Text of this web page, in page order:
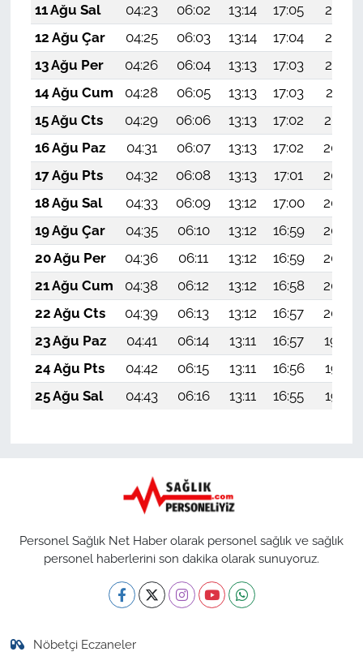
11 Ağu Sal
04:23 06:02 13:14 17:05
20:15
12 Ağu Çar
04:25 06:03 13:14 17:04
20:14
13 Ağu Per
04:26 06:04 13:13 17:03
20:13
14 Ağu Cum
04:28 06:05 13:13 17:03
20:11
15 Ağu Cts
04:29 06:06 13:13 17:02
20:10
16 Ağu Paz
04:31 06:07 13:13 17:02
20:09
17 Ağu Pts
04:32 06:08 13:13 17:01
20:07
18 Ağu Sal
04:33 06:09 13:12 17:00
20:06
19 Ağu Çar
04:35 06:10 13:12 16:59
20:04
20 Ağu Per
04:36 06:11 13:12 16:59
20:03
21 Ağu Cum
04:38 06:12 13:12 16:58
20:02
22 Ağu Cts
04:39 06:13 13:12 16:57
20:00
23 Ağu Paz
04:41 06:14 13:11 16:57
19:59
24 Ağu Pts
04:42 06:15 13:11 16:56
19:57
25 Ağu Sal
04:43 06:16 13:11 16:55 19:55
Personel Sağlık Net Haber olarak personel sağlık ve sağlık
personel haberlerini son dakika olarak sunuyoruz.
Nöbetçi Eczaneler